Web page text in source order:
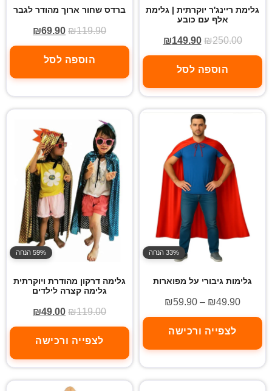
גלימת ריינג'ר יוקרתית | גלימת
אלף עם כובע
₪250.00
₪149.90
הוספה לסל
ברדס שחור ארוך מהודר לגבר
₪119.90
₪69.90
הוספה לסל
33% הנחה
גלימות גיבורי על מפוארות
₪49.90
–
₪59.90
לצפייה ורכישה
59% הנחה
גלימה דרקון מהודרת ויוקרתית
גלימה קצרה לילדים
₪119.00
₪49.00
לצפייה ורכישה